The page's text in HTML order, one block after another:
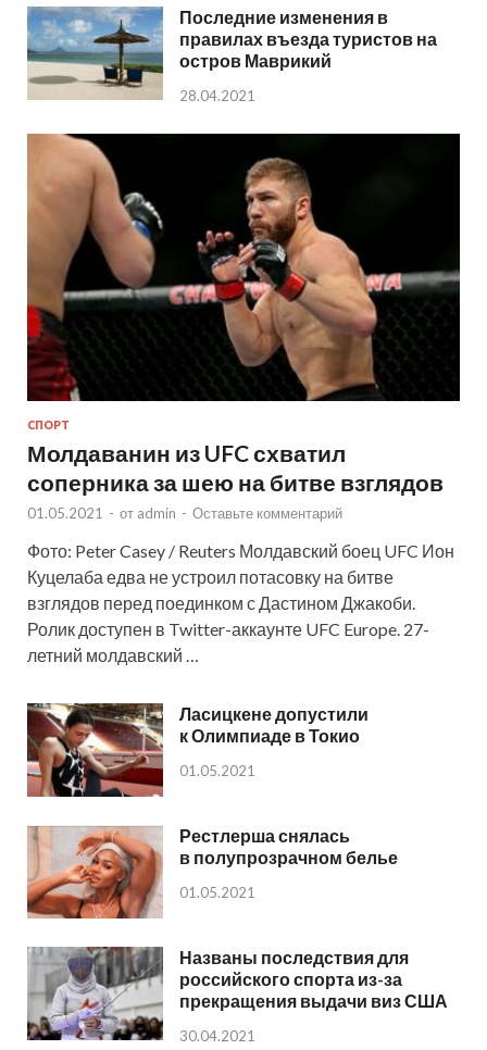
Последние изменения в
правилах въезда туристов на
остров Маврикий
28.04.2021
СПОРТ
Молдаванин из UFC схватил
соперника за шею на битве взглядов
01.05.2021 - от admin - Оставьте комментарий
Фото: Peter Casey / Reuters Молдавский боец UFC Ион
Куцелаба едва не устроил потасовку на битве
взглядов перед поединком с Дастином Джакоби.
Ролик доступен в Twitter-аккаунте UFC Europe. 27-
летний молдавский …
Ласицкене допустили
к Олимпиаде в Токио
01.05.2021
Рестлерша снялась
в полупрозрачном белье
01.05.2021
Названы последствия для
российского спорта из-за
прекращения выдачи виз США
30.04.2021